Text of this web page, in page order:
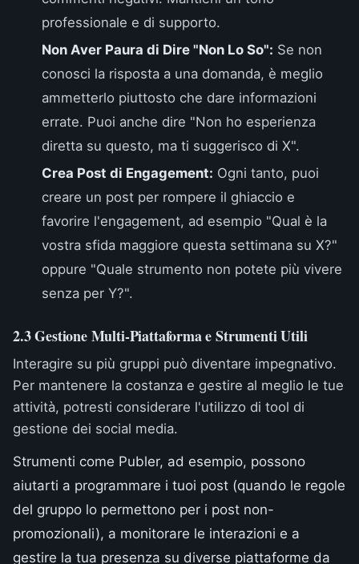
professionale e di supporto.
Non Aver Paura di Dire "Non Lo So": Se non
conosci la risposta a una domanda, è meglio
ammetterlo piuttosto che dare informazioni
errate. Puoi anche dire "Non ho esperienza
diretta su questo, ma ti suggerisco di X".
Crea Post di Engagement: Ogni tanto, puoi
creare un post per rompere il ghiaccio e
favorire l'engagement, ad esempio "Qual è la
vostra sfida maggiore questa settimana su X?"
oppure "Quale strumento non potete più vivere
senza per Y?".
2.3 Gestione Multi-Piattaforma e Strumenti Utili
Interagire su più gruppi può diventare impegnativo.
Per mantenere la costanza e gestire al meglio le tue
attività, potresti considerare l'utilizzo di tool di
gestione dei social media.
Strumenti come Publer, ad esempio, possono
aiutarti a programmare i tuoi post (quando le regole
del gruppo lo permettono per i post non-
promozionali), a monitorare le interazioni e a
gestire la tua presenza su diverse piattaforme da